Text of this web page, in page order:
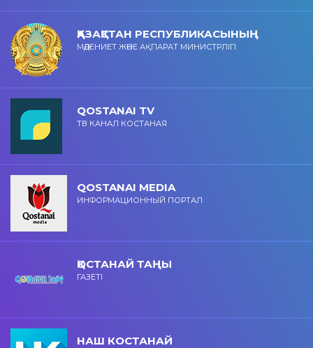
ҚАЗАҚСТАН РЕСПУБЛИКАСЫНЫҢ
МӘДЕНИЕТ ЖӘНЕ АҚПАРАТ МИНИСТРЛІГІ
QOSTANAI TV
ТВ КАНАЛ КОСТАНАЯ
QOSTANAI MEDIA
ИНФОРМАЦИОННЫЙ ПОРТАЛ
ҚОСТАНАЙ ТАҢЫ
ГАЗЕТІ
НАШ КОСТАНАЙ